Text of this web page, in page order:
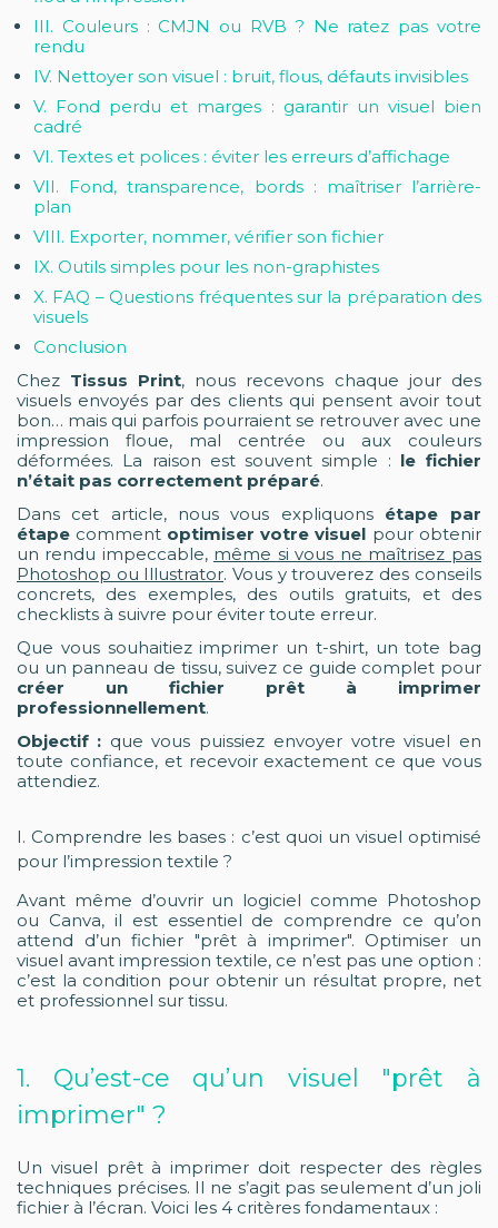
III. Couleurs : CMJN ou RVB ? Ne ratez pas votre
rendu
IV. Nettoyer son visuel : bruit, flous, défauts invisibles
V. Fond perdu et marges : garantir un visuel bien
cadré
VI. Textes et polices : éviter les erreurs d’affichage
VII. Fond, transparence, bords : maîtriser l’arrière-
plan
VIII. Exporter, nommer, vérifier son fichier
IX. Outils simples pour les non-graphistes
X. FAQ – Questions fréquentes sur la préparation des
visuels
Conclusion
Chez Tissus Print, nous recevons chaque jour des
visuels envoyés par des clients qui pensent avoir tout
bon… mais qui parfois pourraient se retrouver avec une
impression floue, mal centrée ou aux couleurs
déformées. La raison est souvent simple : le fichier
n’était pas correctement préparé.
Dans cet article, nous vous expliquons étape par
étape comment optimiser votre visuel pour obtenir
un rendu impeccable, même si vous ne maîtrisez pas
Photoshop ou Illustrator. Vous y trouverez des conseils
concrets, des exemples, des outils gratuits, et des
checklists à suivre pour éviter toute erreur.
Que vous souhaitiez imprimer un t-shirt, un tote bag
ou un panneau de tissu, suivez ce guide complet pour
créer un fichier prêt à imprimer
professionnellement.
Objectif : que vous puissiez envoyer votre visuel en
toute confiance, et recevoir exactement ce que vous
attendiez.
I. Comprendre les bases : c’est quoi un visuel optimisé
pour l’impression textile ?
Avant même d’ouvrir un logiciel comme Photoshop
ou Canva, il est essentiel de comprendre ce qu’on
attend d’un fichier "prêt à imprimer". Optimiser un
visuel avant impression textile, ce n’est pas une option :
c’est la condition pour obtenir un résultat propre, net
et professionnel sur tissu.
1. Qu’est-ce qu’un visuel "prêt à
imprimer" ?
Un visuel prêt à imprimer doit respecter des règles
techniques précises. Il ne s’agit pas seulement d’un joli
fichier à l’écran. Voici les 4 critères fondamentaux :